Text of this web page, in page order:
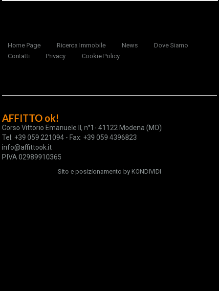
Home Page Ricerca Immobile News
Dove Siamo
Contatti
Privacy Cookie Policy
AFFITTO ok!
Corso Vittorio Emanuele II, n°1- 41122 Modena (MO)
Tel: +39 059 221094 - Fax: +39 059 4396823
info@affittook.it
P.IVA 02989910365
Sito e posizionamento by KONDIVIDI